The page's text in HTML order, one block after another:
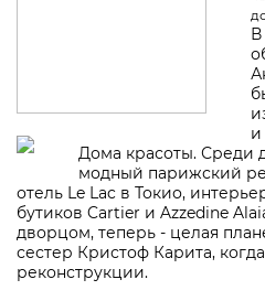
В
и
Дома красоты. Среди
модный парижский
отель Le Lac в Токио,
бутиков Cartier и Azzedine
дворцом, теперь - целая
сестер Кристоф Карита,
реконструкции.